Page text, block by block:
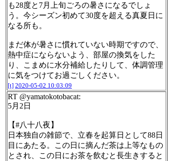
も28度と7月上旬ごろの暑さになるでしょ
う。今シーズン初めて30度を超える真夏日に
なる所も。
まだ体が暑さに慣れていない時期ですので、
熱中症にならないよう、部屋の換気をした
り、こまめに水分補給したりして、体調管理
に気をつけてお過ごしください。
[t] 2020-05-02 10:03:09
RT @yamatokotobacat:
5月2日
【#八十八夜】
日本独自の雑節で、立春を起算日として88日
目にあたる。この日に摘んだ茶は上等なもの
とされ、この日にお茶を飲むと長生きすると